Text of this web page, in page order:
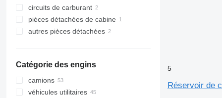
vilebrequins
volants moteurs
turbocompresseurs
pignons de boîte de vitesses
pots d'échappement
unité de commande
générateurs
circuits de carburant
réservoirs de carburant
rampes d'injection
pièces détachées de cabine
sièges
autres pièces détachées
Catégorie des engins
camions
véhicules utilitaires
5
Réservoir de